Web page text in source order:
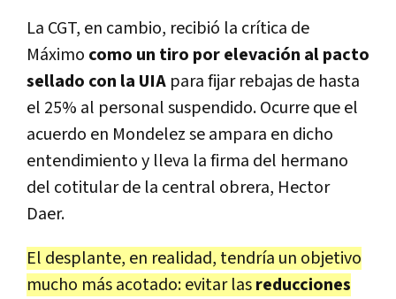
La CGT, en cambio, recibió la crítica de
Máximo como un tiro por elevación al pacto
sellado con la UIA para fijar rebajas de hasta
el 25% al personal suspendido. Ocurre que el
acuerdo en Mondelez se ampara en dicho
entendimiento y lleva la firma del hermano
del cotitular de la central obrera, Hector
Daer.
El desplante, en realidad, tendría un objetivo
mucho más acotado: evitar lasreducciones